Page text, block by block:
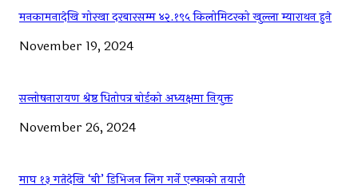
मनकामनादेखि गोरखा दरबारसम्म ४२.१९५ किलोमिटरको खुल्ला म्याराथन हुने
November 19, 2024
सन्तोषनारायण श्रेष्ठ धितोपत्र बोर्डको अध्यक्षमा नियुक्त
November 26, 2024
माघ १३ गतेदेखि ‘बी’ डिभिजन लिग गर्ने एन्फाको तयारी